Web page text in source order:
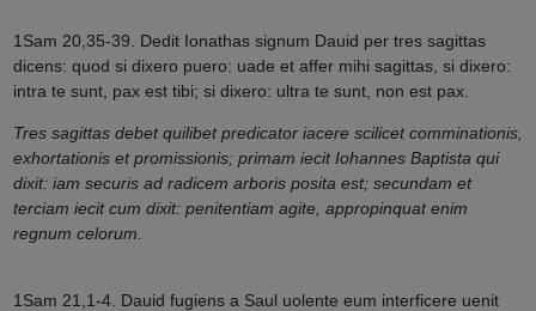
1Sam 20,35-39. Dedit Ionathas signum Dauid per tres sagittas
dicens: quod si dixero puero: uade et affer mihi sagittas, si dixero:
intra te sunt, pax est tibi; si dixero: ultra te sunt, non est pax.
Tres sagittas debet quilibet predicator iacere scilicet comminationis,
exhortationis et promissionis; primam iecit Iohannes Baptista qui
dixit: iam securis ad radicem arboris posita est; secundam et
terciam iecit cum dixit: penitentiam agite, appropinquat enim
regnum celorum.
1Sam 21,1-4. Dauid fugiens a Saul uolente eum interficere uenit